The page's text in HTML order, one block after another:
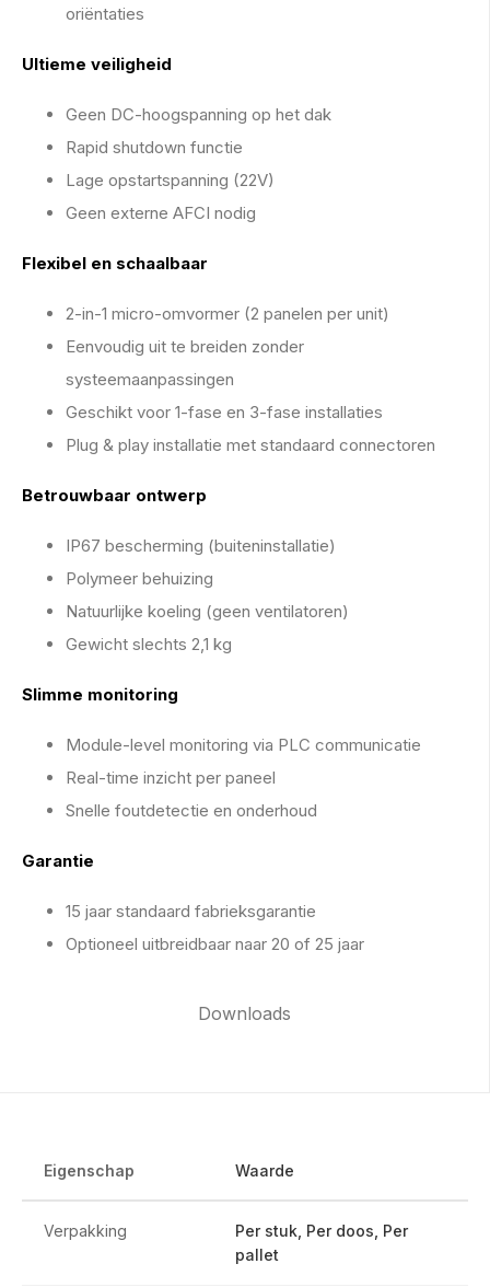
Downloads
oriëntaties
Ultieme veiligheid
Geen DC-hoogspanning op het dak
Rapid shutdown functie
Lage opstartspanning (22V)
Geen externe AFCI nodig
Flexibel en schaalbaar
2-in-1 micro-omvormer (2 panelen per unit)
Eenvoudig uit te breiden zonder
systeemaanpassingen
Geschikt voor 1-fase en 3-fase installaties
Plug & play installatie met standaard connectoren
Betrouwbaar ontwerp
IP67 bescherming (buiteninstallatie)
Polymeer behuizing
Natuurlijke koeling (geen ventilatoren)
Gewicht slechts 2,1 kg
Slimme monitoring
Module-level monitoring via PLC communicatie
Real-time inzicht per paneel
Snelle foutdetectie en onderhoud
Garantie
15 jaar standaard fabrieksgarantie
Optioneel uitbreidbaar naar 20 of 25 jaar
Eigenschap Waarde
Verpakking
Per stuk, Per doos, Per
pallet